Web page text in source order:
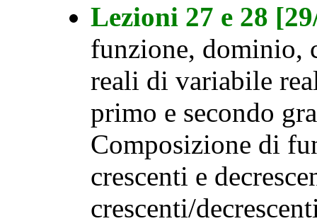
Lezioni 27 e 28
funzione, dominio,
reali di variabile
primo e secondo
Composizione di
crescenti e
crescenti/